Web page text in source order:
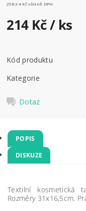
258,94 Kč včetně DPH
214 Kč/ ks
Kód produktu
Kategorie
Dotaz
POPIS
DISKUZE
Textilní kosmetická
Rozměry 31x16,5cm.